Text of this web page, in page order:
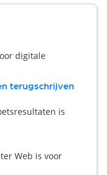
digitale
terugschrijven
is
Web is voor